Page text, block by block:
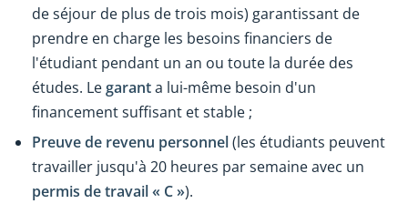
de séjour de plus de trois mois) garantissant de
prendre en charge les besoins financiers de
l'étudiant pendant un an ou toute la durée des
études. Legaranta lui-même besoin d'un
financement suffisant et stable ;
Preuve de revenu personnel(les étudiants peuvent
travailler jusqu'à 20 heures par semaine avec un
permis de travail « C »).